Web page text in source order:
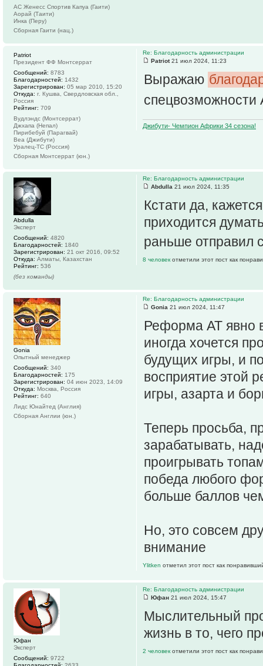
АС Женесс Спортив Капуа (Гаити)
Аорай (Таити)
Инка (Перу)
Сборная Гаити (нац.)
Re: Благодарность администрации
Patriot21 июл 2024, 11:23
Выражаю
Джибути- Чемпион Африки 34 сезона!
Patriot
Президент ФФ Монтсеррат
Сообщений: 8783
Благодарностей: 1432
Зарегистрирован: 05 мар 2010, 15:20
Откуда: г. Кушва, Свердловская обл.,
Россия
Рейтинг: 709
Вудлэндс (Монтсеррат)
Джхапа (Непал)
Пирибебуй (Парагвай)
Веа (Джибути)
Уралец-ТС (Россия)
Сборная Монтсеррат (юн.)
Re: Благодарность администрации
Abdulla 21 июл 2024, 11:35
Кстати да,
приходится
раньше отправил
8 человек отметили этот пост как
Abdulla
Эксперт
Сообщений: 4820
Благодарностей: 1840
Зарегистрирован: 21 окт 2016, 09:52
Откуда: Алматы, Казахстан
Рейтинг: 536
(без команды)
Re: Благодарность администрации
Gonia 21 июл 2024, 11:47
Реформа АТ явно
иногда хочется
будущих игры, и
восприятие этой
игры, азарта и
Теперь просьба,
зарабатывать,
проигрывать
победа любого
больше баллов
Но, это совсем
внимание
Ylitken отметил этот пост как
Gonia
Опытный менеджер
Сообщений: 340
Благодарностей: 175
Зарегистрирован: 04 июн 2023, 14:09
Откуда: Москва, Россия
Рейтинг: 640
Лидс Юнайтед (Англия)
Сборная Англии (юн.)
Re: Благодарность администрации
Юфан 21 июл 2024, 15:47
Мыслительный
жизнь в то, чего
2 человек отметили этот пост как
Юфан
Эксперт
Сообщений: 9722